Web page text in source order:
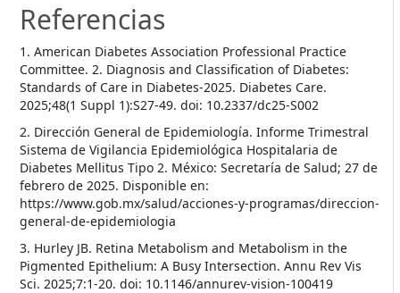
Referencias
1. American Diabetes Association Professional Practice
Committee. 2. Diagnosis and Classification of Diabetes:
Standards of Care in Diabetes-2025. Diabetes Care.
2025;48(1 Suppl 1):S27-49. doi: 10.2337/dc25-S002
2. Dirección General de Epidemiología. Informe Trimestral
Sistema de Vigilancia Epidemiológica Hospitalaria de
Diabetes Mellitus Tipo 2. México: Secretaría de Salud; 27 de
febrero de 2025. Disponible en:
https://www.gob.mx/salud/acciones-y-programas/direccion-
general-de-epidemiologia
3. Hurley JB. Retina Metabolism and Metabolism in the
Pigmented Epithelium: A Busy Intersection. Annu Rev Vis
Sci. 2025;7:1-20. doi: 10.1146/annurev-vision-100419